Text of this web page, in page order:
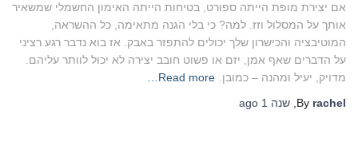
אם יצירת מופת הייתה ספורט, בטיחות הייתה האימון החשמלי שמשאיר
אותך על המסלול וזז. למה? כי בלי הגנה מתאימה, כל ההשראה,
המוטיבציה והכישרון שלך יכולים להתפזר באבק. אז בוא נדבר רגע רציני
על הדברים שאף אמן, יזם או פשוט חובב יצירה לא יכול לוותר עליהם.
מדויק, יעיל ומהנה – כמובן.
Read more…
By rachel שנה 1